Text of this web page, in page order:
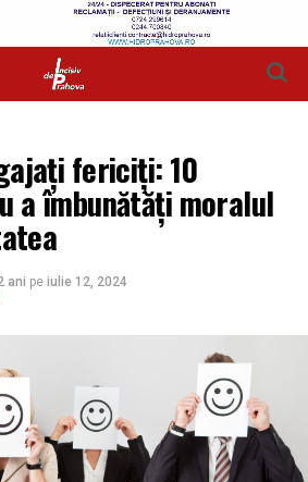
fericiți: 10
a îmbunătăți moralul
ani pe iulie 12, 2024